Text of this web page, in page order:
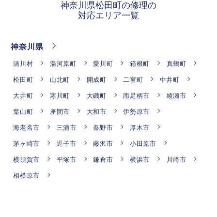
神奈川県松田町の修理の
対応エリア一覧
神奈川県
清川村 湯河原町 愛川町 箱根町
真鶴町
松田町
山北町 開成町 二宮町
中井町
大井町
寒川町 大磯町 南足柄市
綾瀬市
葉山町
座間市 大和市
伊勢原市
海老名市
三浦市 秦野市
厚木市
茅ヶ崎市
逗子市 藤沢市
小田原市
横須賀市
平塚市 鎌倉市 横浜市
川崎市
相模原市